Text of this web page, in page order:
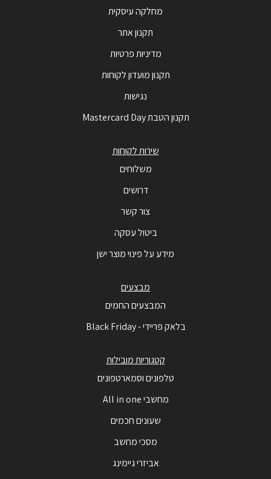
מחלקה עיסקית
תקנון אתר
מדיניות פרטיות
תקנון מועדון לקוחות
נגישות
תקנון הטבת Mastercard Day
שירות לקוחות
משלוחים
דרושים
צור קשר
ביטול עסקה
מידע על פינוי מוצר ישן
מבצעים
המבצעים החמים
בלאק פריידי - Black Friday
קטגוריות מובילות
טלפונים וסמארטפונים
מחשבי All in one
שעונים חכמים
מסכי מחשב
אביזרי גיימינג